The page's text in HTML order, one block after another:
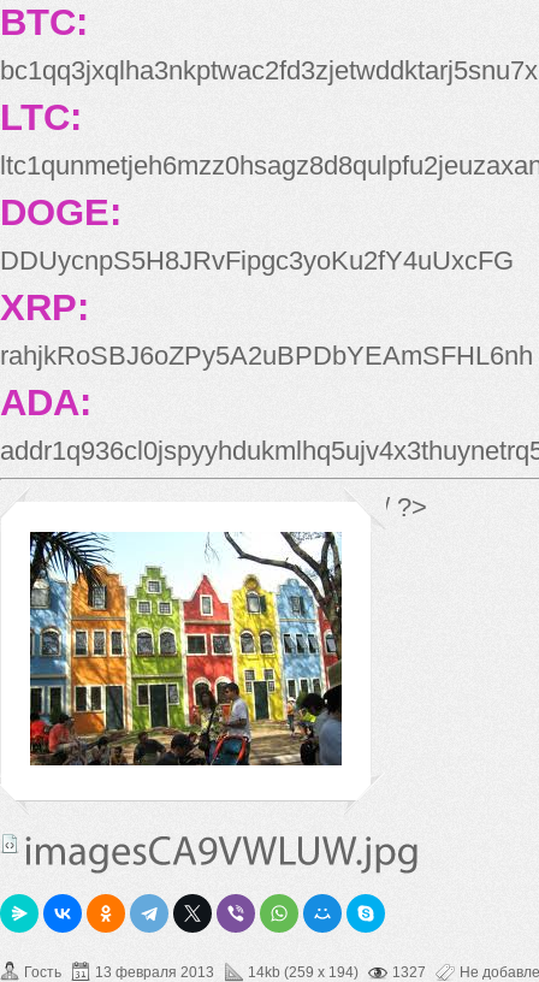
BTC:
bc1qq3jxqlha3nkptwac2fd3zjetwddktarj5snu7x
LTC:
DOGE:
DDUycnpS5H8JRvFipgc3yoKu2fY4uUxcFG
XRP:
rahjkRoSBJ6oZPy5A2uBPDbYEAmSFHL6nh
ADA:
*/ ?>
Гость 13 февраля 2013 14kb (259 x 194) 1327 Не